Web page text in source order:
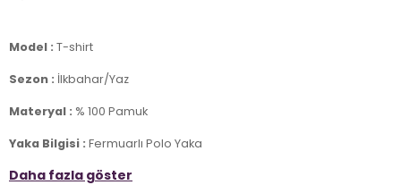
Model : T-shirt
Sezon : İlkbahar/Yaz
Materyal : % 100 Pamuk
Yaka Bilgisi : Fermuarlı Polo Yaka
Kol Bilgisi :Kısa Kol
Daha fazla göster